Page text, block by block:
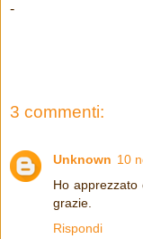
-
3 commenti:
Unknown 10
Ho
grazie.
Rispondi